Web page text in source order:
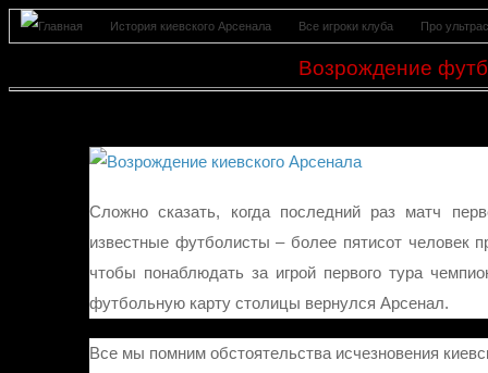
История киевского Арсенала Все игроки клуба Про ультрас
Все статьи сайта Обсуждения-отзывы
Возрождение
Сложно сказать, когда последний раз матч
известные футболисты – более пятисот человек
чтобы понаблюдать за игрой первого тура
футбольную карту столицы вернулся Арсенал.
Все мы помним обстоятельства исчезновения